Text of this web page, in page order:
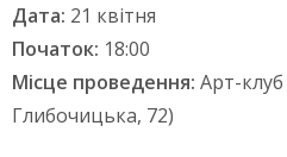
Дата: 21 квітня
Початок: 18:00
Місце проведення: Арт-
Глибочицька, 72)